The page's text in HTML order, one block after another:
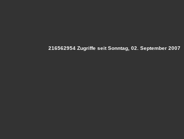
216562954 Zugriffe seit Sonntag, 02. September 2007